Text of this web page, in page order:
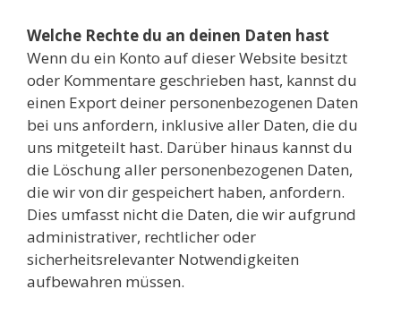
Welche Rechte du an deinen Daten hast
Wenn du ein Konto auf dieser Website besitzt
oder Kommentare geschrieben hast, kannst du
einen Export deiner personenbezogenen Daten
bei uns anfordern, inklusive aller Daten, die du
uns mitgeteilt hast. Darüber hinaus kannst du
die Löschung aller personenbezogenen Daten,
die wir von dir gespeichert haben, anfordern.
Dies umfasst nicht die Daten, die wir aufgrund
administrativer, rechtlicher oder
sicherheitsrelevanter Notwendigkeiten
aufbewahren müssen.